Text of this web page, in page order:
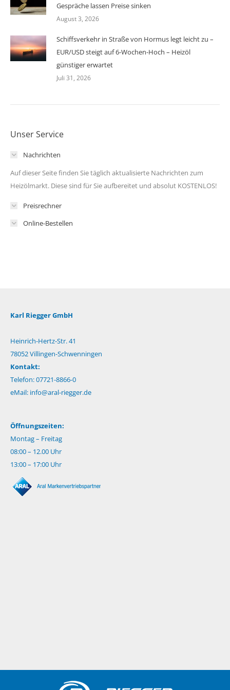
Gespräche lassen Preise sinken
August 3, 2026
Schiffsverkehr in Straße von Hormus legt leicht zu –
EUR/USD steigt auf 6-Wochen-Hoch – Heizöl
günstiger erwartet
Juli 31, 2026
Unser Service
Nachrichten
Auf dieser Seite finden Sie täglich aktualisierte Nachrichten zum
Heizölmarkt. Diese sind für Sie aufbereitet und absolut KOSTENLOS!
Preisrechner
Online-Bestellen
Karl Riegger GmbH
Heinrich-Hertz-Str. 41
78052 Villingen-Schwenningen
Kontakt:
Telefon: 07721-8866-0
eMail: info@aral-riegger.de
Öffnungszeiten:
Montag – Freitag
08:00 – 12.00 Uhr
13:00 – 17:00 Uhr